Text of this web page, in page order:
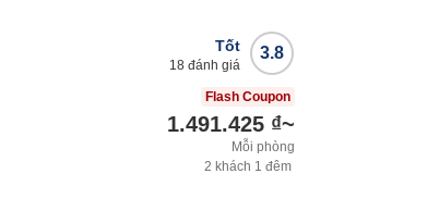
3.8
Tốt
18 đánh giá
Flash Coupon
1.491.425 ₫~
Mỗi phòng
2 khách 1 đêm